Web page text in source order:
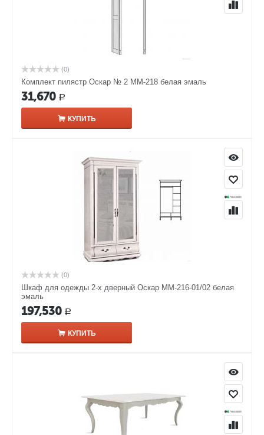
(0)
Комплект пилястр Оскар № 2 ММ-218 белая эмаль
31,670 Р
КУПИТЬ
(0)
Шкаф для одежды 2-х дверный Оскар ММ-216-01/02 белая
эмаль
197,530 Р
КУПИТЬ